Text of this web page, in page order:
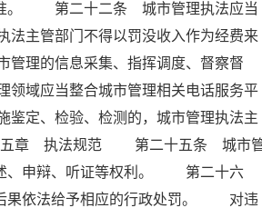
准。 第二十二条 城市管理执法应当
主管部门不得以罚没收入作为经费来
理的信息采集、指挥调度、督察督
域应当整合城市管理相关电话服务平
定、检验、检测的，城市管理执法主
第五章 执法规范 第二十五条 城市
述、申辩、听证等权利。 第二十六
果依法给予相应的行政处罚。 对违